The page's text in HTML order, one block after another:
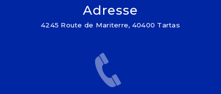
Adresse
4245 Route de Mariterre, 40400 Tartas